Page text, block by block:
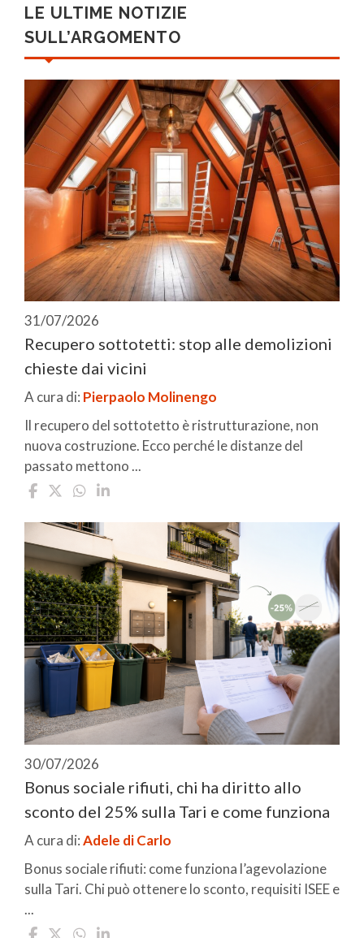
LE ULTIME NOTIZIE
SULL’ARGOMENTO
31/07/2026
Recupero sottotetti: stop alle demolizioni
chieste dai vicini
A cura di: Pierpaolo Molinengo
Il recupero del sottotetto è ristrutturazione, non
nuova costruzione. Ecco perché le distanze del
passato mettono ...
30/07/2026
Bonus sociale rifiuti, chi ha diritto allo
sconto del 25% sulla Tari e come funziona
A cura di:Adele di Carlo
Bonus sociale rifiuti: come funziona l’agevolazione
sulla Tari. Chi può ottenere lo sconto, requisiti ISEE e
...